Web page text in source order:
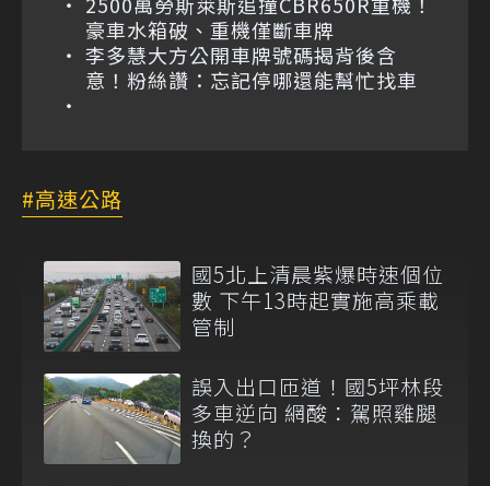
豪車水箱破、重機僅斷車牌
李多慧大方公開車牌號碼揭背後含
意！粉絲讚：忘記停哪還能幫忙找車
高速公路
國5北上清晨紫爆時速個位
數 下午13時起實施高乘載
管制
誤入出口匝道！國5坪林段
多車逆向 網酸：駕照雞腿
換的？